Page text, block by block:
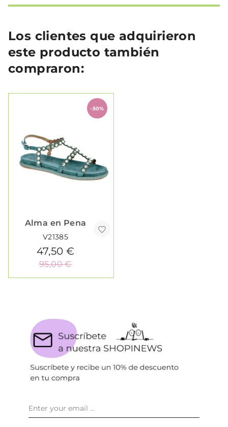
Los clientes que adquirieron
este producto también
compraron:
-50%
Alma en Pena
V21385
47,50 €
95,00 €